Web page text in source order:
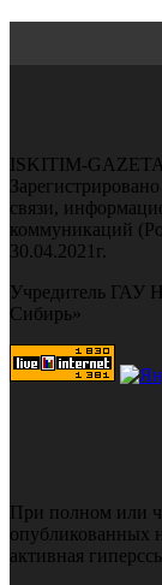
ISKITIM-
связи,
коммуникаций
30.04.2021г.
Учредитель ГАУ
Сибирь»
При полном или
опубликованных
активная